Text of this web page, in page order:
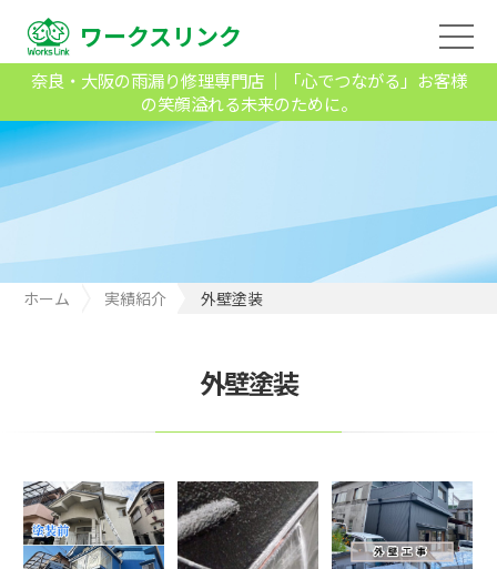
奈良・大阪の雨漏り修理専門店 ｜「心でつながる」お客様
の笑顔溢れる未来のために。
ワークスリンク
ホーム 実績紹介 外壁塗装
外壁塗装